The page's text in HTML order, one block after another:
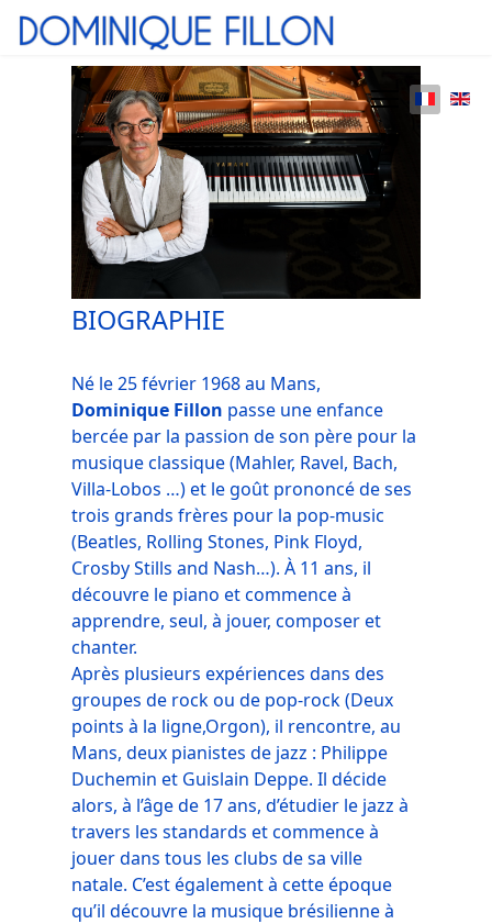
BIOGRAPHIE
Né le 25 février 1968 au Mans,
Dominique Fillon passe une enfance
bercée par la passion de son père pour la
musique classique (Mahler, Ravel, Bach,
Villa-Lobos …) et le goût prononcé de ses
trois grands frères pour la pop-music
(Beatles, Rolling Stones, Pink Floyd,
Crosby Stills and Nash…). À 11 ans, il
découvre le piano et commence à
apprendre, seul, à jouer, composer et
chanter.
Après plusieurs expériences dans des
groupes de rock ou de pop-rock (Deux
points à la ligne,Orgon), il rencontre, au
Mans, deux pianistes de jazz : Philippe
Duchemin et Guislain Deppe. Il décide
alors, à l’âge de 17 ans, d’étudier le jazz à
travers les standards et commence à
jouer dans tous les clubs de sa ville
natale. C’est également à cette époque
qu’il découvre la musique brésilienne à